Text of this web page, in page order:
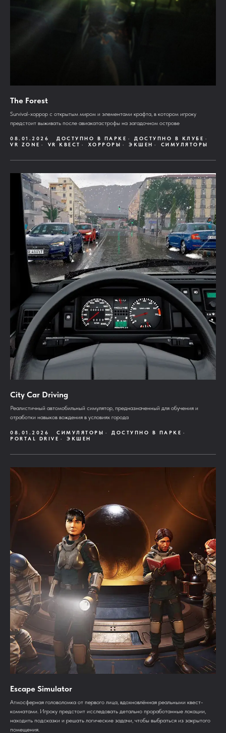
The Forest
Survival-хоррор с открытым миром и элементами крафта, в котором игроку
предстоит выживать после авиакатастрофы на загадочном острове
08.01.2026 ДОСТУПНО В ПАРКЕ
ДОСТУПНО В КЛУБЕ
VR ZONE
VR КВЕСТ ХОРРОРЫ ЭКШЕН СИМУЛЯТОРЫ
City Car Driving
Реалистичный автомобильный симулятор, предназначенный для обучения и
отработки навыков вождения в условиях города
08.01.2026 СИМУЛЯТОРЫ
ДОСТУПНО В ПАРКЕ
PORTAL DRIVE
ЭКШЕН
Escape Simulator
Aтмосферная головоломка от первого лица, вдохновлённая реальными квест-
комнатами. Игроку предстоит исследовать детально проработанные локации,
находить подсказки и решать логические задачи, чтобы выбраться из закрытого
помещения.